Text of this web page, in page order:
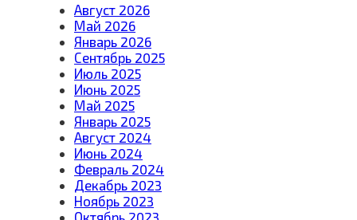
Август 2026
Май 2026
Январь 2026
Сентябрь 2025
Июль 2025
Июнь 2025
Май 2025
Январь 2025
Август 2024
Июнь 2024
Февраль 2024
Декабрь 2023
Ноябрь 2023
Октябрь 2023